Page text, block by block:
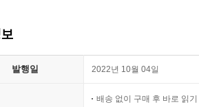
발행일 2022년 10월 04일
배송 없이 구매 후 바로 읽기